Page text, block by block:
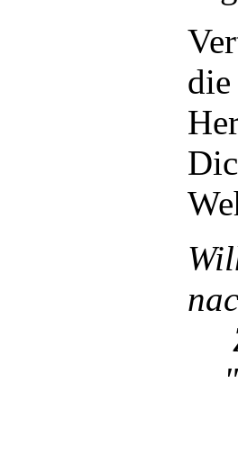
Vertrieben
die Heimat
Herr,
Dich ruft
Wehre Du
Wilhelm
nach der
Zu
"Wir